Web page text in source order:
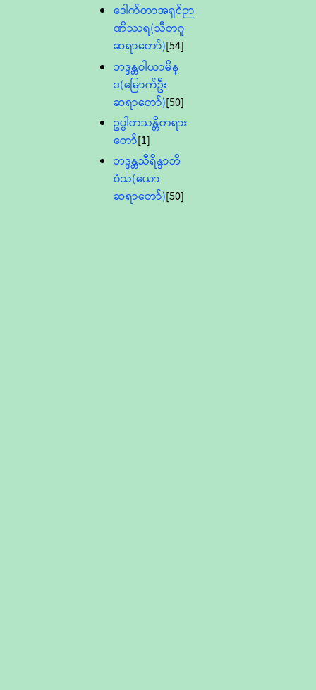
ဒေါက်တာအရှင်ဉာ
ဏိဿရ(သီတဂူ
ဆရာတော်)[54]
ဘဒ္ဒန္တဝါယာမိန္
ဒ(မြောက်ဦး
ဆရာတော်)[50]
ဥပ္ပါတသန္တိတရား
တော်[1]
ဘဒ္ဒန္တသီရိန္ဒာဘိ
ဝံသ(ယော
ဆရာတော်)[50]